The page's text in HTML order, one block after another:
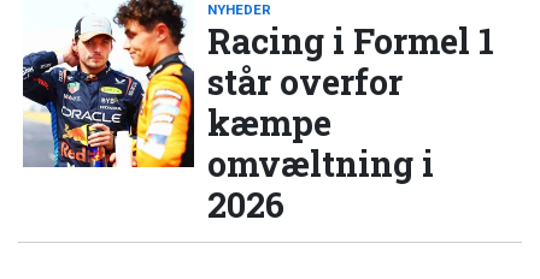
NYHEDER
Racing i Formel 1
står overfor
kæmpe
omvæltning i
2026